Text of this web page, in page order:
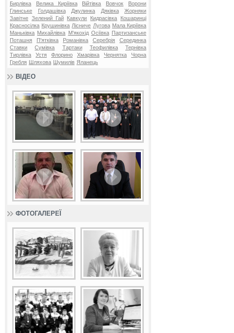
Бирлівка
Велика Киріївка Війтівка Вовчок
Ворони
Глинське
Голдашівка Джулинка Дяківка
Жорняки
Завітне Зелений Гай Кавкули Кидрасівка
Кошаринці
Красносілка Крушинівка Лісниче Лугова Мала Киріївка
Маньківка Михайлівка М'якохід Осіївка
Партизанське
Поташня
П'ятківка Романівка Серебрія
Серединка
Ставки
Сумівка Тартаки Теофилівка
Тернівка
Тирлівка
Устя Флорино Хмарівка Чернятка
Чорна
Гребля Шляхова Шумилів Яланець
ВІДЕО
ФОТОГАЛЕРЕЇ